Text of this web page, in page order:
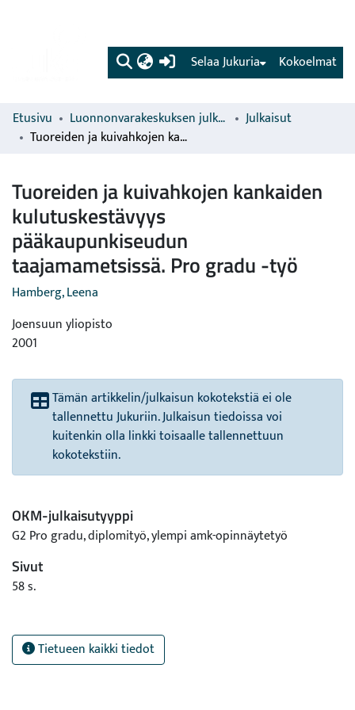
(current) Kokoelmat
Selaa Jukuria
Etusivu Luonnonvarakeskuksen julkaisut
Julkaisut
Tuoreiden ja kuivahkojen kankaiden kulutuskestävyys pääkaupunkiseudun taajamametsissä. Pro gradu -työ
Tuoreiden ja kuivahkojen kankaiden
kulutuskestävyys
pääkaupunkiseudun
taajamametsissä. Pro gradu -työ
Hamberg, Leena
Joensuun yliopisto
2001
Tämän artikkelin/julkaisun kokotekstiä ei ole
tallennettu Jukuriin. Julkaisun tiedoissa voi
kuitenkin olla linkki toisaalle tallennettuun
kokotekstiin.
OKM-julkaisutyyppi
G2 Pro gradu, diplomityö, ylempi amk-opinnäytetyö
Sivut
58 s.
Tietueen kaikki tiedot